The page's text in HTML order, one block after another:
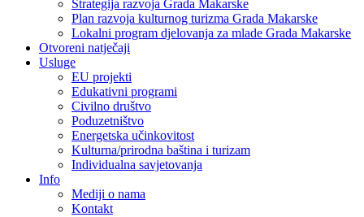
Strategija razvoja Grada Makarske
Plan razvoja kulturnog turizma Grada Makarske
Lokalni program djelovanja za mlade Grada Makarske
Otvoreni natječaji
Usluge
EU projekti
Edukativni programi
Civilno društvo
Poduzetništvo
Energetska učinkovitost
Kulturna/prirodna baština i turizam
Individualna savjetovanja
Info
Mediji o nama
Kontakt